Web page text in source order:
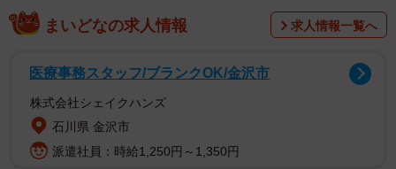
まいどなの求人情報 求人情報一覧へ
医療事務スタッフ/ブランクOK/金沢市
株式会社シェイクハンズ
石川県 金沢市
派遣社員：時給1,250円～1,350円